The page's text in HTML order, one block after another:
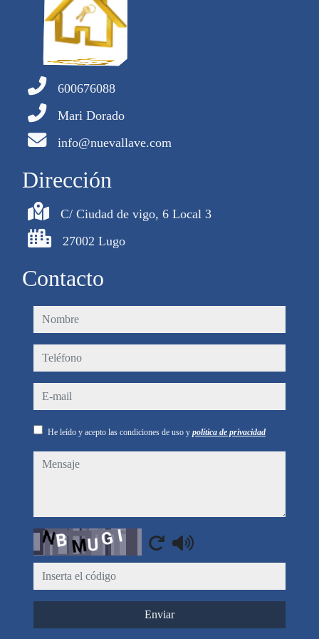
600676088
Mari Dorado
info@nuevallave.com
Dirección
C/ Ciudad de vigo, 6 Local 3
27002 Lugo
Contacto
nombre
teléfono
e-mail
He leído y acepto las condiciones de uso y política de privacidad
mensaje
Captcha
Enviar